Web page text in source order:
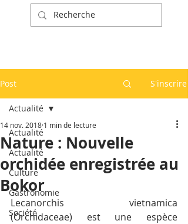
Post S'inscrire
Actualité
Actualité
Culture
Gastronomie
Société
Actualité
Nature : Nouvelle
orchidée enregistrée au
Bokor
14 nov. 2018 1 min de lecture
Lecanorchis vietnamica
(Orchidaceae) est une espèce